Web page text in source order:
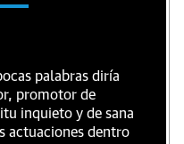
palabras diría
promotor de
inquieto y de sana
actuaciones dentro